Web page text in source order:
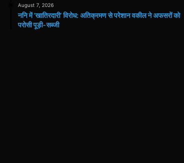
August 7, 2026
ननि में ‘खातिरदारी’ विरोध: अतिक्रमण से परेशान वकील ने अफसरों को
परोसी पूड़ी-सब्जी